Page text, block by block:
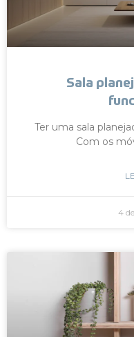
Sala
Ter uma sala
Com os
4